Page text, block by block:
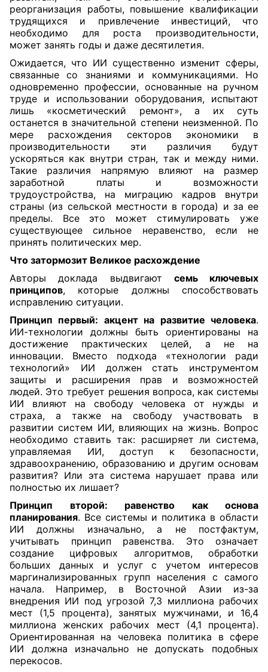
реорганизация работы, повышение квалификации
трудящихся и привлечение инвестиций, что
необходимо для роста производительности,
может занять годы и даже десятилетия.
Ожидается, что ИИ существенно изменит сферы,
связанные со знаниями и коммуникациями. Но
одновременно профессии, основанные на ручном
труде и использовании оборудования, испытают
лишь «косметический ремонт», а их суть
останется в значительной степени неизменной. По
мере расхождения секторов экономики в
производительности эти различия будут
ускоряться как внутри стран, так и между ними.
Такие различия напрямую влияют на размер
заработной платы и возможности
трудоустройства, на миграцию кадров внутри
страны (из сельской местности в города) и за ее
пределы. Все это может стимулировать уже
существующее сильное неравенство, если не
принять политических мер.
Что затормозит Великое расхождение
Авторы доклада выдвигают семь ключевых
принципов, которые должны способствовать
исправлению ситуации.
Принцип первый: акцент на развитие человека.
ИИ-технологии должны быть ориентированы на
достижение практических целей, а не на
инновации. Вместо подхода «технологии ради
технологий» ИИ должен стать инструментом
защиты и расширения прав и возможностей
людей. Это требует решения вопроса, как системы
ИИ влияют на свободу человека от нужды и
страха, а также на свободу участвовать в
развитии систем ИИ, влияющих на жизнь. Вопрос
необходимо ставить так: расширяет ли система,
управляемая ИИ, доступ к безопасности,
здравоохранению, образованию и другим основам
развития? Или эта система нарушает права или
полностью их лишает?
Принцип второй: равенство как основа
планирования. Все системы и политика в области
ИИ должны изначально, а не постфактум,
учитывать принцип равенства. Это означает
создание цифровых алгоритмов, обработки
больших данных и услуг с учетом интересов
маргинализированных групп населения с самого
начала. Например, в Восточной Азии из-за
внедрения ИИ под угрозой 7,3 миллиона рабочих
мест (1,5 процента), занятых мужчинами, и 16,4
миллиона женских рабочих мест (4,1 процента).
Ориентированная на человека политика в сфере
ИИ должна изначально не допускать подобных
перекосов.